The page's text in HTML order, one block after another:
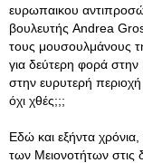
ευρωπαικου
βουλευτής Andrea
τους μουσουλμάνους
για δεύτερη φορά
στην ευρυτερή
όχι χθές;;;
Εδώ και εξήντα
των Μειονοτήτων